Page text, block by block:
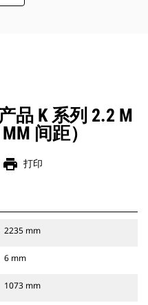
品 K 系列 2.2 M
间距）
print 打印
2235 mm
6 mm
1073 mm